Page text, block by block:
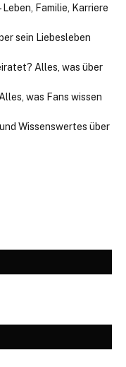
Familie, Karriere
sein Liebesleben
Alles, was über
was Fans wissen
Wissenswertes über